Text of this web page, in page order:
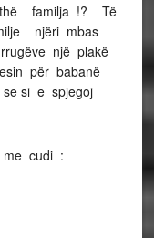
familja !? Të
njëri mbas
një plakë
për babanë
si e spjegoj
cudi :